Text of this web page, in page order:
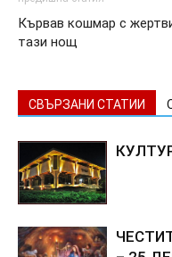
Кървав кошмар с
тази нощ
СВЪРЗАНИ СТАТИИ